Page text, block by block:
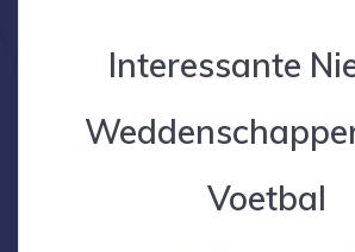
Interessante
Voetbal